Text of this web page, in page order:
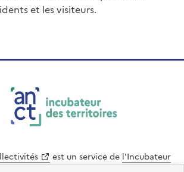
et les visiteurs.
est un service de l'Incubateur